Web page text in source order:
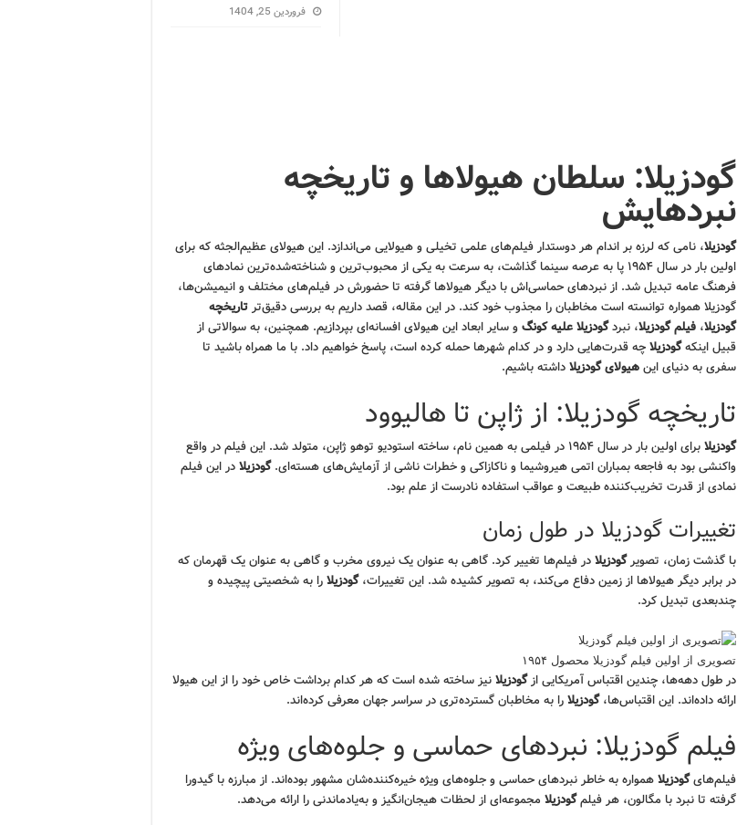
فروردین 25, 1404
گودزیلا: سلطان هیولاها و تاریخچه
نبردهایش
گودزیلا، نامی که لرزه بر اندام هر دوستدار فیلم‌های علمی تخیلی و هیولایی می‌اندازد. این هیولای عظیم‌الجثه که برای
اولین بار در سال ۱۹۵۴ پا به عرصه سینما گذاشت، به سرعت به یکی از محبوب‌ترین و شناخته‌شده‌ترین نمادهای
فرهنگ عامه تبدیل شد. از نبردهای حماسی‌اش با دیگر هیولاها گرفته تا حضورش در فیلم‌های مختلف و انیمیشن‌ها،
گودزیلا همواره توانسته است مخاطبان را مجذوب خود کند. در این مقاله، قصد داریم به بررسی دقیق‌ترتاریخچه
گودزیلا، فیلم گودزیلا، نبردگودزیلا علیه کونگو سایر ابعاد این هیولای افسانه‌ای بپردازیم. همچنین، به سوالاتی از
قبیل اینکهگودزیلاچه قدرت‌هایی دارد و در کدام شهرها حمله کرده است، پاسخ خواهیم داد. با ما همراه باشید تا
سفری به دنیای اینهیولای گودزیلاداشته باشیم.
تاریخچه گودزیلا: از ژاپن تا هالیوود
گودزیلا
برای اولین بار در سال ۱۹۵۴ در فیلمی به همین نام، ساخته استودیو توهو ژاپن، متولد شد. این فیلم در واقع
واکنشی بود به فاجعه بمباران اتمی هیروشیما و ناکازاکی و خطرات ناشی از آزمایش‌های هسته‌ای.گودزیلادر این فیلم
نمادی از قدرت تخریب‌کننده طبیعت و عواقب استفاده نادرست از علم بود.
تغییرات گودزیلا در طول زمان
با گذشت زمان، تصویرگودزیلادر فیلم‌ها تغییر کرد. گاهی به عنوان یک نیروی مخرب و گاهی به عنوان یک قهرمان که
در برابر دیگر هیولاها از زمین دفاع می‌کند، به تصویر کشیده شد. این تغییرات،گودزیلارا به شخصیتی پیچیده و
چندبعدی تبدیل کرد.
تصویری از اولین فیلم گودزیلا محصول ۱۹۵۴
در طول دهه‌ها، چندین اقتباس آمریکایی ازگودزیلانیز ساخته شده است که هر کدام برداشت خاص خود را از این هیولا
ارائه داده‌اند. این اقتباس‌ها،گودزیلارا به مخاطبان گسترده‌تری در سراسر جهان معرفی کرده‌اند.
فیلم گودزیلا: نبردهای حماسی و جلوه‌های ویژه
فیلم‌هایگودزیلاهمواره به خاطر نبردهای حماسی و جلوه‌های ویژه خیره‌کننده‌شان مشهور بوده‌اند. از مبارزه با گیدورا
گرفته تا نبرد با مگالون، هر فیلمگودزیلا مجموعه‌ای از لحظات هیجان‌انگیز و به‌یادماندنی را ارائه می‌دهد.